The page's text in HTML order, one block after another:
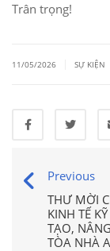
Trân trọng!
11/05/2026 SỰ KIỆN
Previous
THƯ MỜI
KINH TẾ
TẠO,
TÒA NHÀ